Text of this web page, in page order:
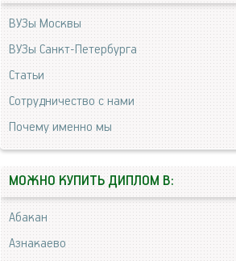
ВУЗы Москвы
ВУЗы Санкт-Петербурга
Статьи
Сотрудничество с нами
Почему именно мы
МОЖНО КУПИТЬ ДИПЛОМ В:
Абакан
Азнакаево